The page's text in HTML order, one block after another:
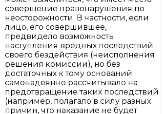
совершение правонарушения по
неосторожности. В частности, если
лицо, его совершившее,
предвидело возможность
наступления вредных последствий
своего бездействия (неисполнения
решения комиссии), но без
достаточных к тому оснований
самонадеянно рассчитывало на
предотвращение таких последствий
(например, полагало в силу разных
причин, что наказание не будет